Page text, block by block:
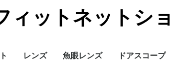
ィットネットシ
レンズ 魚眼レンズ ドアスコープ